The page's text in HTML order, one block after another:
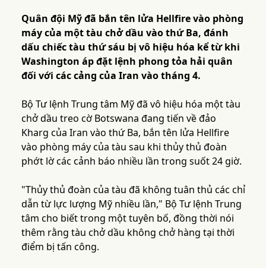
Quân đội Mỹ đã bắn tên lửa Hellfire vào phòng
máy của một tàu chở dầu vào thứ Ba, đánh
dấu chiếc tàu thứ sáu bị vô hiệu hóa kể từ khi
Washington áp đặt lệnh phong tỏa hải quân
đối với các cảng của Iran vào tháng 4.
Bộ Tư lệnh Trung tâm Mỹ đã vô hiệu hóa một tàu
chở dầu treo cờ Botswana đang tiến về đảo
Kharg của Iran vào thứ Ba, bắn tên lửa Hellfire
vào phòng máy của tàu sau khi thủy thủ đoàn
phớt lờ các cảnh báo nhiều lần trong suốt 24 giờ.
"Thủy thủ đoàn của tàu đã không tuân thủ các chỉ
dẫn từ lực lượng Mỹ nhiều lần," Bộ Tư lệnh Trung
tâm cho biết trong một tuyên bố, đồng thời nói
thêm rằng tàu chở dầu không chở hàng tại thời
điểm bị tấn công.